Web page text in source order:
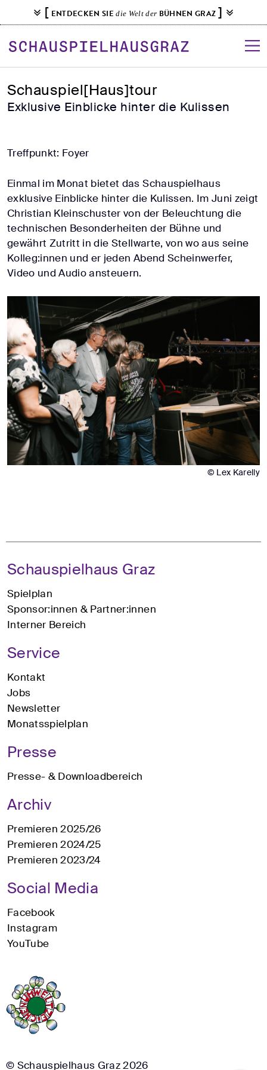
k
p
t
c
o
t
[ ENTDECKEN SIEdie Welt der BÜHNEN GRAZ ]
Schauspiel[Haus]tour
Exklusive Einblicke hinter die Kulissen
Treffpunkt: Foyer
Einmal im Monat bietet das Schauspielhaus
exklusive Einblicke hinter die Kulissen. Im Juni zeigt
Christian Kleinschuster von der Beleuchtung die
technischen Besonderheiten der Bühne und
gewährt Zutritt in die Stellwarte, von wo aus seine
Kolleg:innen und er jeden Abend Scheinwerfer,
Video und Audio ansteuern.
© Lex Karelly
Schauspielhaus Graz
Spielplan
Sponsor:innen & Partner:innen
Interner Bereich
Service
Kontakt
Jobs
Newsletter
Monatsspielplan
Presse
Presse- & Downloadbereich
Archiv
Premieren 2025/26
Premieren 2024/25
Premieren 2023/24
Social Media
Facebook
Instagram
YouTube
© Schauspielhaus Graz 2026